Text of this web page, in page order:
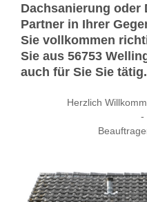
Dachsanierung oder
Partner in Ihrer
Sie vollkommen
Sie aus 56753
auch für Sie Sie tätig.
Herzlich
-